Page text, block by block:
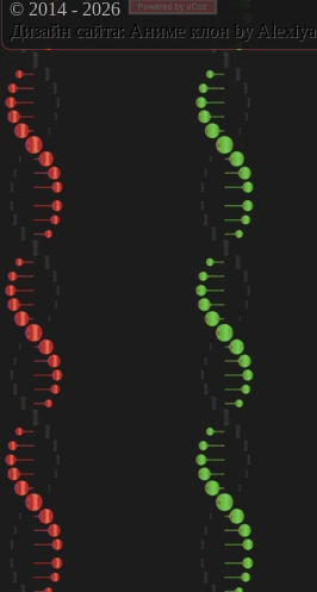
© 2014 - 2026
Дизайн сайта: Аниме клон by Alexiya